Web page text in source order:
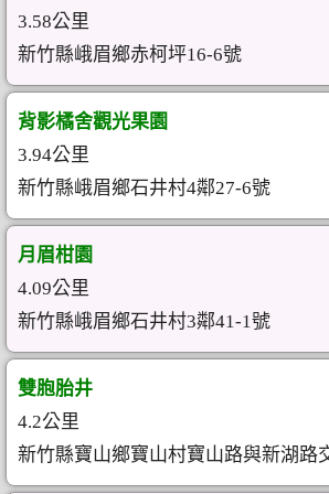
3.58公里
新竹縣峨眉鄉赤柯坪16-6號
背影橘舍觀光果園
3.94公里
新竹縣峨眉鄉石井村4鄰27-6號
月眉柑園
4.09公里
新竹縣峨眉鄉石井村3鄰41-1號
雙胞胎井
4.2公里
新竹縣寶山鄉寶山村寶山路與新湖路